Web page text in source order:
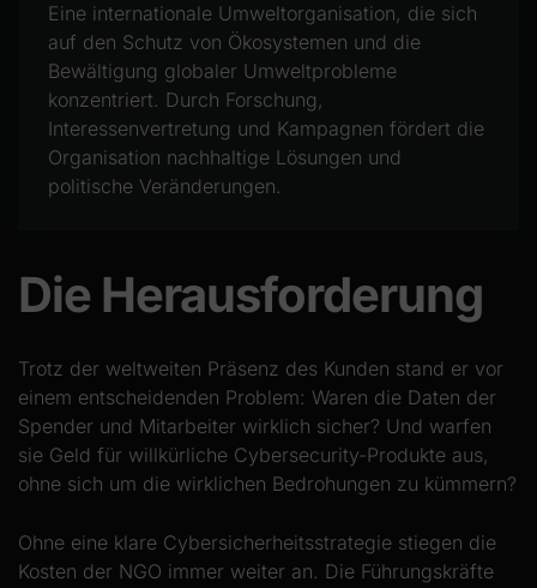
Eine internationale Umweltorganisation, die sich
auf den Schutz von Ökosystemen und die
Bewältigung globaler Umweltprobleme
konzentriert. Durch Forschung,
Interessenvertretung und Kampagnen fördert die
Organisation nachhaltige Lösungen und
politische Veränderungen.
Die Herausforderung
Trotz der weltweiten Präsenz des Kunden stand er vor
einem entscheidenden Problem: Waren die Daten der
Spender und Mitarbeiter wirklich sicher? Und warfen
sie Geld für willkürliche Cybersecurity-Produkte aus,
ohne sich um die wirklichen Bedrohungen zu kümmern?
Ohne eine klare Cybersicherheitsstrategie stiegen die
Kosten der NGO immer weiter an. Die Führungskräfte